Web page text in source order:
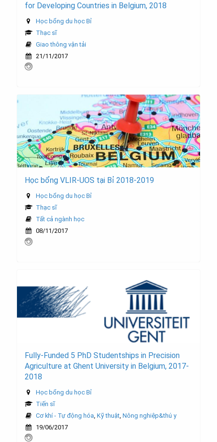
for Developing Countries in Belgium, 2018
Học bổng du học Bỉ
Thạc sĩ
Giao thông vận tải
21/11/2017
Học bổng VLIR-UOS tại Bỉ 2018-2019
Học bổng du học Bỉ
Thạc sĩ
Tất cả ngành học
08/11/2017
Fully-Funded 5 PhD Studentships in Precision
Agriculture at Ghent University in Belgium, 2017-
2018
Học bổng du học Bỉ
Tiến sĩ
Cơ khí - Tự động hóa Kỹ thuật Nông nghiệp&thú y
19/06/2017